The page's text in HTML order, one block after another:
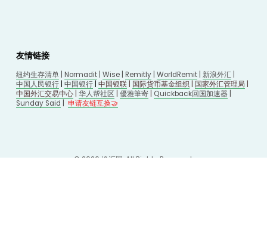
友情链接
纽约生存清单 | Normadit | Wise | Remitly | WorldRemit | 新浪外汇 |
中国人民银行 | 中国银行 | 中国银联 | 国际货币基金组织 | 国家外汇管理局
中国外汇交易中心 | 华人帮社区 優雅筆寄 Quickback回国加速器
Sunday Said
申请友链互换🤝
© 2026 换汇网 . All Rights Reserved.